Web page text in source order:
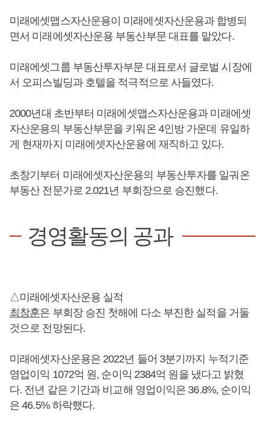
미래에셋맵스자산운용이 미래에셋자산운용과 합병되
면서 미래에셋자산운용 부동산부문 대표를 맡았다.
미래에셋그룹 부동산투자부문 대표로서 글로벌 시장에
서 오피스빌딩과 호텔을 적극적으로 사들였다.
2000년대 초반부터 미래에셋맵스자산운용과 미래에셋
자산운용의 부동산부문을 키워온 4인방 가운데 유일하
게 현재까지 미래에셋자산운용에 재직하고 있다.
초창기부터 미래에셋자산운용의 부동산투자를 일궈온
부동산 전문가로 2.021년 부회장으로 승진했다.
경영활동의 공과
△미래에셋자산운용 실적
최창훈은 부회장 승진 첫해에 다소 부진한 실적을 거둘
것으로 전망된다.
미래에셋자산운용은 2022년 들어 3분기까지 누적기준
영업이익 1072억 원, 순이익 2384억 원을 냈다고 밝혔
다. 전년 같은 기간과 비교해 영업이익은 36.8%, 순이익
은 46.5% 하락했다.